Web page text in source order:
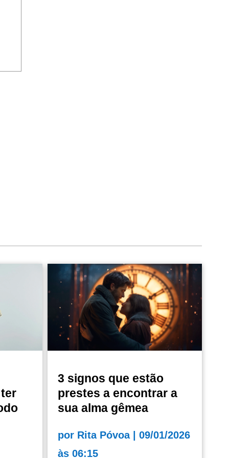
3 signos que estão
prestes a encontrar a
sua alma gêmea
por Rita Póvoa|09/01/2026
às 06:15